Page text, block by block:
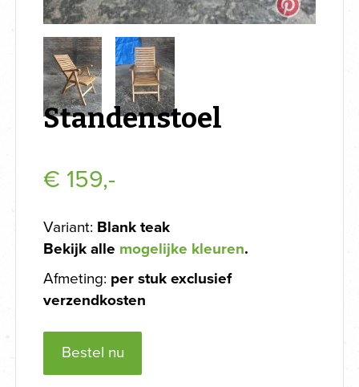
Standenstoel
€ 159,-
Variant: Blank teak
Bekijk alle mogelijke kleuren.
Afmeting: per stuk exclusief
verzendkosten
Bestel nu